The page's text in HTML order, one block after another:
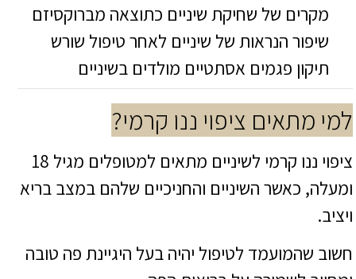
מקרים של שחיקת שיניים כתוצאה מברוקסיזם
שיפור הנראות של שיניים לאחר טיפול שורש
תיקון פגמים אסתטיים מולדים בשיניים
למי מתאים ציפוי ננו קרמי?
ציפוי ננו קרמי לשיניים מתאים למטופלים מגיל 18
ומעלה, כאשר השיניים והחניכיים שלהם במצב בריא
ויציב.
חשוב שהמועמד לטיפול יהיה בעל היגיינת פה טובה